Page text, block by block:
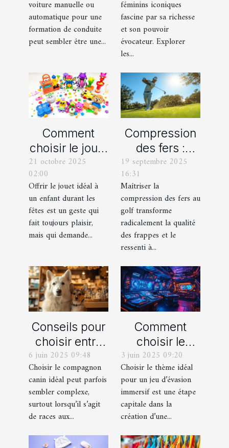
pour votre
formation de
conduite ?
voiture manuelle ou
automatique pour une
formation de conduite
peut sembler être une...
variations
féminins iconiques
fascine par sa richesse
et son pouvoir
évocateur. Explorer
les...
Comment
choisir le jouet
parfait pour
chaque âge
durant les
fêtes ?
21 octobre 2025
02:00
Offrir le jouet idéal à
un enfant durant les
fêtes est un geste qui
fait toujours plaisir,
mais qui demande...
Compression
des fers :
comment
obtenir des
frappes plus
solides ?
19 septembre 2025
16:31
Maîtriser la
compression des fers au
golf transforme
radicalement la qualité
des frappes et le
ressenti à...
Conseils pour
choisir entre
un berger
blanc suisse
et un berger
américain
miniature
6 juin 2025 09:48
Choisir le compagnon
canin idéal peut parfois
sembler complexe,
surtout lorsqu’il s’agit
de races aux...
Comment
choisir le
thème parfait
pour votre
prochain jeu
d'évasion
immersif
3 juin 2025 09:20
Choisir le thème idéal
pour un jeu d’évasion
immersif est une étape
capitale dans la
création d’une...